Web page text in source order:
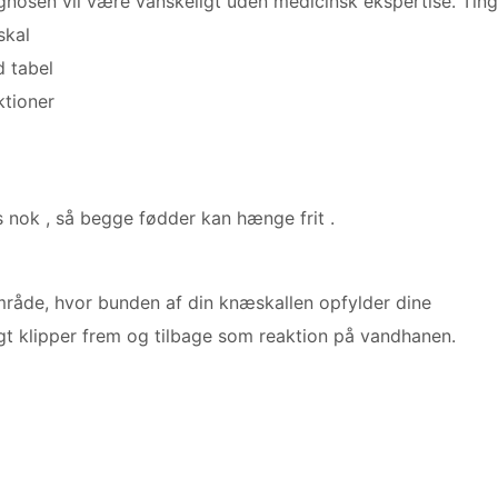
tabel
, så begge fødder kan hænge frit .
hvor bunden af ​​din knæskallen opfylder dine
klipper frem og tilbage som reaktion på vandhanen.